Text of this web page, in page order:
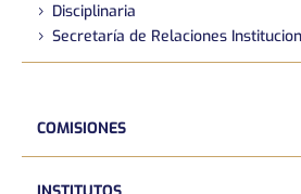
Disciplinaria
Secretaría de Relaciones
COMISIONES